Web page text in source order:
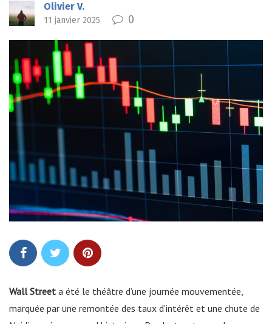
Olivier V.
11 janvier 2025 0
Wall Street a été le théâtre d’une journée mouvementée,
marquée par une remontée des taux d’intérêt et une chute de